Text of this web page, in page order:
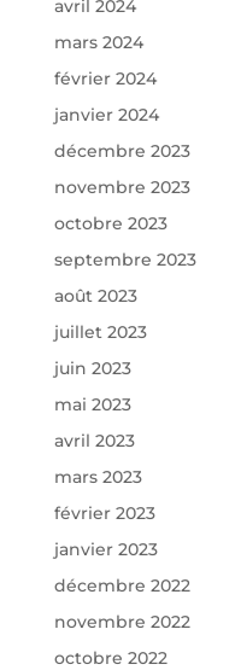
avril 2024
mars 2024
février 2024
janvier 2024
décembre 2023
novembre 2023
octobre 2023
septembre 2023
août 2023
juillet 2023
juin 2023
mai 2023
avril 2023
mars 2023
février 2023
janvier 2023
décembre 2022
novembre 2022
octobre 2022